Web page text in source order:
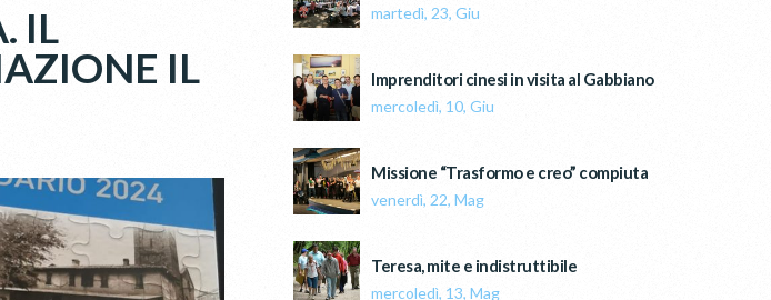
IL
IL
martedì, 23, Giu
Imprenditori cinesi in visita al Gabbiano
mercoledì, 10, Giu
Missione “Trasformo e creo” compiuta
venerdì, 22, Mag
Teresa, mite e indistruttibile
mercoledì, 13, Mag